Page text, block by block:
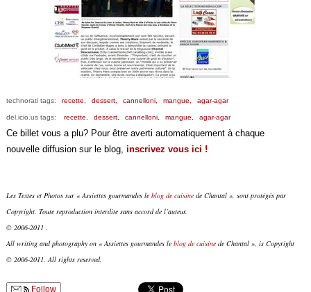
technorati tags: recette, dessert, cannelloni, mangue, agar-agar
del.icio.us tags: recette, dessert, cannelloni, mangue, agar-agar
Ce billet vous a plu? Pour être averti automatiquement à chaque
nouvelle diffusion sur le blog, inscrivez vous ici !
Les Textes et Photos sur « Assiettes gourmandes le blog de cuisinede Chantal », sont protégés par
Copyright. Toute reproduction interdite sans accord de l’auteur.
© 2006-2011 .
All writing and photography on « Assiettes gourmandes le blog de cuisinede Chantal », is Copyright
© 2006-2011. All rights reserved.
Follow